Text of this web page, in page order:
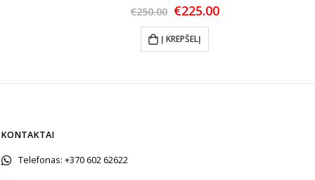
€250.00 Original
price
was:
€250.00.
€225.00Current
Į KREPŠELĮ
KONTAKTAI
Telefonas: +370 602 62622